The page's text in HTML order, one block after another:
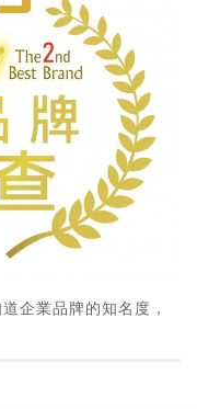
企業品牌的知名度，